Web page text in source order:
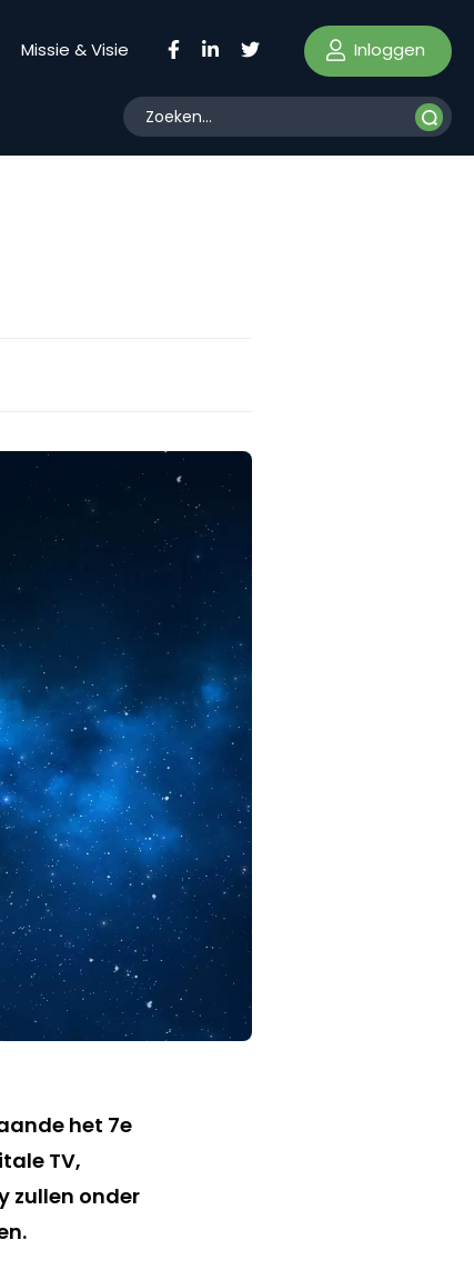
Missie & Visie Inloggen
het 7e
TV,
zullen onder